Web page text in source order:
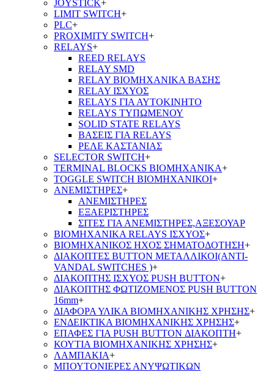
JOYSTICK+
LIMIT SWITCH+
PLC+
PROXIMITY SWITCH+
RELAYS+
REED RELAYS
RELAY SMD
RELAY ΒΙΟΜΗΧΑΝΙΚΑ ΒΑΣΗΣ
RELAY ΙΣΧΥΟΣ
RELAYS ΓΙΑ ΑΥΤΟΚΙΝΗΤΟ
RELAYS ΤΥΠΩΜΕΝΟΥ
SOLID STATE RELAYS
ΒΑΣΕΙΣ ΓΙΑ RELAYS
ΡΕΛΕ ΚΑΣΤΑΝΙΑΣ
SELECTOR SWITCH+
TERMINAL BLOCKS ΒΙΟΜΗΧΑΝΙΚΑ+
TOGGLE SWITCH ΒΙΟΜΗΧΑΝΙΚΟΙ+
ΑΝΕΜΙΣΤΗΡΕΣ+
ΑΝΕΜΙΣΤΗΡΕΣ
ΕΞΑΕΡΙΣΤΗΡΕΣ
ΣΙΤΕΣ ΓΙΑ ΑΝΕΜΙΣΤΗΡΕΣ,ΑΞΕΣΟΥΑΡ
ΒΙΟΜΗΧΑΝΙΚΑ RELAYS ΙΣΧΥΟΣ+
ΒΙΟΜΗΧΑΝΙΚΟΣ ΗΧΟΣ ΣΗΜΑΤΟΔΟΤΗΣΗ+
ΔΙΑΚΟΠΤΕΣ BUTTON ΜΕΤΑΛΛΙΚΟΙ(ANTI-
VANDAL SWITCHES )+
ΔΙΑΚΟΠΤΗΣ ΙΣΧΥΟΣ PUSH BUTTON+
ΔΙΑΚΟΠΤΗΣ ΦΩΤΙΖΟΜΕΝΟΣ PUSH BUTTON
16mm+
ΔΙΑΦΟΡΑ ΥΛΙΚΑ ΒΙΟΜΗΧΑΝΙΚΗΣ ΧΡΗΣΗΣ+
ΕΝΔΕΙΚΤΙΚΑ ΒΙΟΜΗΧΑΝΙΚΗΣ ΧΡΗΣΗΣ+
ΕΠΑΦΕΣ ΓΙΑ PUSH BUTTON ΔΙΑΚΟΠΤΗ+
ΚΟΥΤΙΑ ΒΙΟΜΗΧΑΝΙΚΗΣ ΧΡΗΣΗΣ+
ΛΑΜΠΑΚΙΑ+
ΜΠΟΥΤΟΝΙΕΡΕΣ ΑΝΥΨΩΤΙΚΩΝ